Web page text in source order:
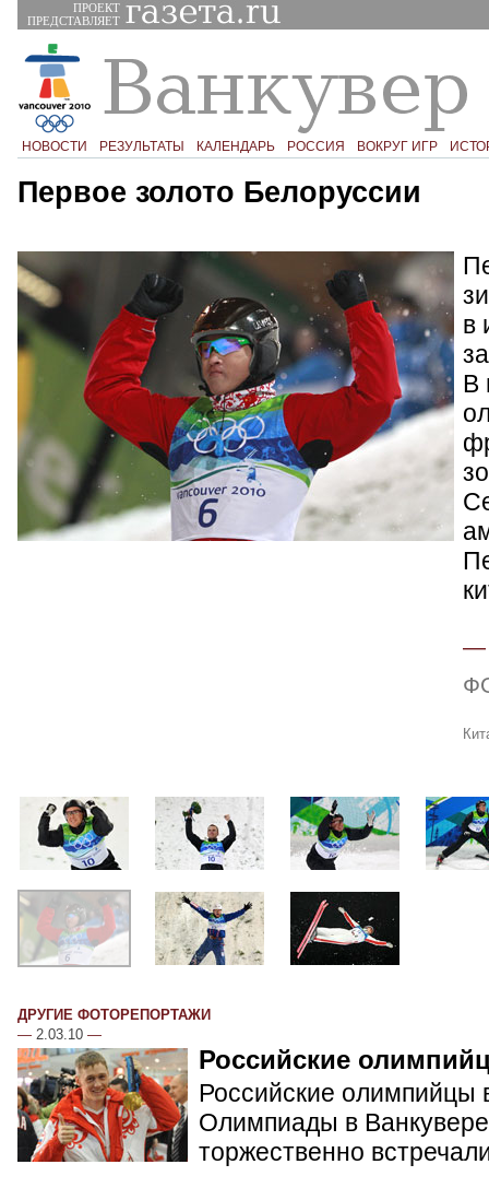
ПРОЕКТ
ПРЕДСТАВЛЯЕТ
НОВОСТИ РЕЗУЛЬТАТЫ КАЛЕНДАРЬ РОССИЯ ВОКРУГ ИГР
Первое золото Белоруссии
в
В
ДРУГИЕ ФОТОРЕПОРТАЖИ
— 2.03.10 —
Российские
Российские олимпийцы
Олимпиады в
торжественно